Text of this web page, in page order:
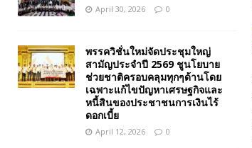
April 30, 2026 0
พรรควิชั่นใหม่จัดประชุมใหญ่
สามัญประจำปี 2569 ชูนโยบาย
ช่วยชาติครอบคลุมทุกๆด้านโดย
เฉพาะแก้ไขปัญหาเศรษฐกิจและ
หนี้สินของประชาชนการเงินไร้
ดอกเบี้ย
April 12, 2026 0